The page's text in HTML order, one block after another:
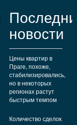
новости
Цены квартир в
Праге, похоже,
стабилизировались,
но в некоторых
регионах растут
быстрым темпом
Количество сделок